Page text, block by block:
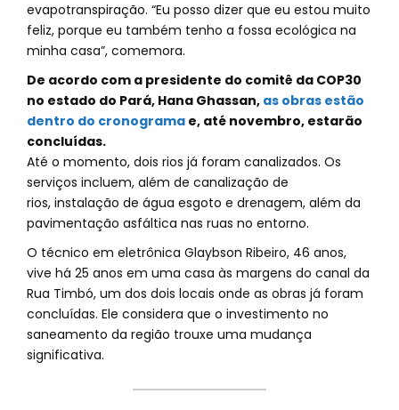
evapotranspiração. “Eu posso dizer que eu estou muito
feliz, porque eu também tenho a fossa ecológica na
minha casa”, comemora.
De acordo com a presidente do comitê da COP30
no estado do Pará, Hana Ghassan, as obras estão
dentro do cronograma e, até novembro, estarão
concluídas.
Até o momento, dois rios já foram canalizados. Os
serviços incluem, além de canalização de
rios, instalação de água esgoto e drenagem, além da
pavimentação asfáltica nas ruas no entorno.
O técnico em eletrônica Glaybson Ribeiro, 46 anos,
vive há 25 anos em uma casa às margens do canal da
Rua Timbó, um dos dois locais onde as obras já foram
concluídas. Ele considera que o investimento no
saneamento da região trouxe uma mudança
significativa.